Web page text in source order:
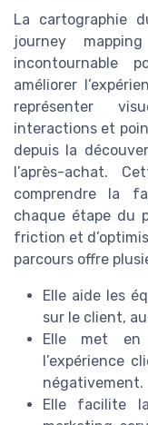
La cartographie
journey
incontournable
améliorer
représenter
interactions et
depuis la
l’après-achat.
comprendre la
chaque étape du
friction et
parcours offre
Elle aide les
sur le client,
Elle met en
l’expérience
négativement.
Elle facilite